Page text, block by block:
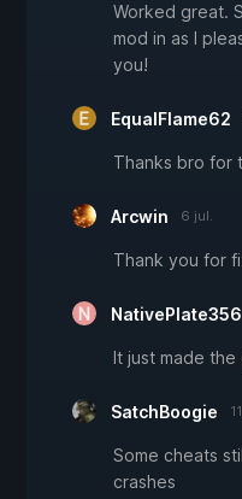
Worked great.
mod in as I
you!
EqualFlame62
Thanks bro for
Arcwin 6 jul.
Thank you for
NativePlate356
It just made the
SatchBoogie
Some cheats
crashes